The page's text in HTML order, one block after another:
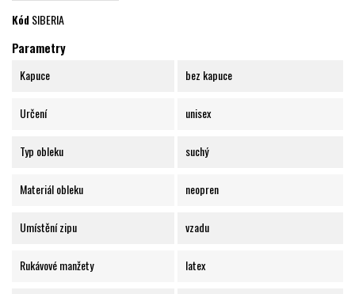
KódSIBERIA
Parametry
Kapuce bez kapuce
Určení unisex
Typ obleku suchý
Materiál obleku neopren
Umístění zipu vzadu
Rukávové manžety latex